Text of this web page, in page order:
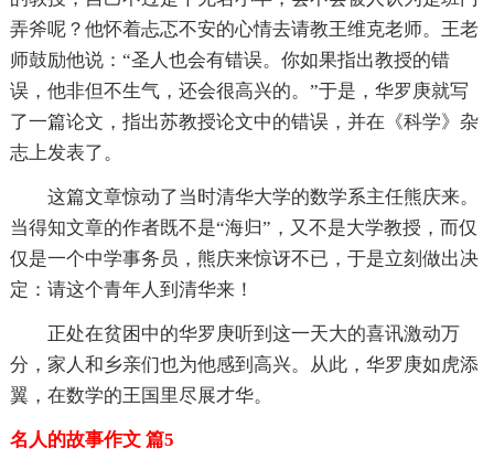
弄斧呢？他怀着忐忑不安的心情去请教王维克老师。王老
师鼓励他说：“圣人也会有错误。你如果指出教授的错
误，他非但不生气，还会很高兴的。”于是，华罗庚就写
了一篇论文，指出苏教授论文中的错误，并在《科学》杂
志上发表了。
这篇文章惊动了当时清华大学的数学系主任熊庆来。
当得知文章的作者既不是“海归”，又不是大学教授，而仅
仅是一个中学事务员，熊庆来惊讶不已，于是立刻做出决
定：请这个青年人到清华来！
正处在贫困中的华罗庚听到这一天大的喜讯激动万
分，家人和乡亲们也为他感到高兴。从此，华罗庚如虎添
翼，在数学的王国里尽展才华。
名人的故事作文 篇5